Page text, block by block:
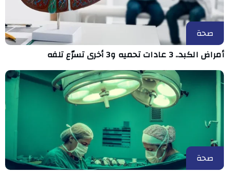
صحة
أمراض الكبد.. 3 عادات تحميه و3 أخرى تسرّع تلفه
صحة